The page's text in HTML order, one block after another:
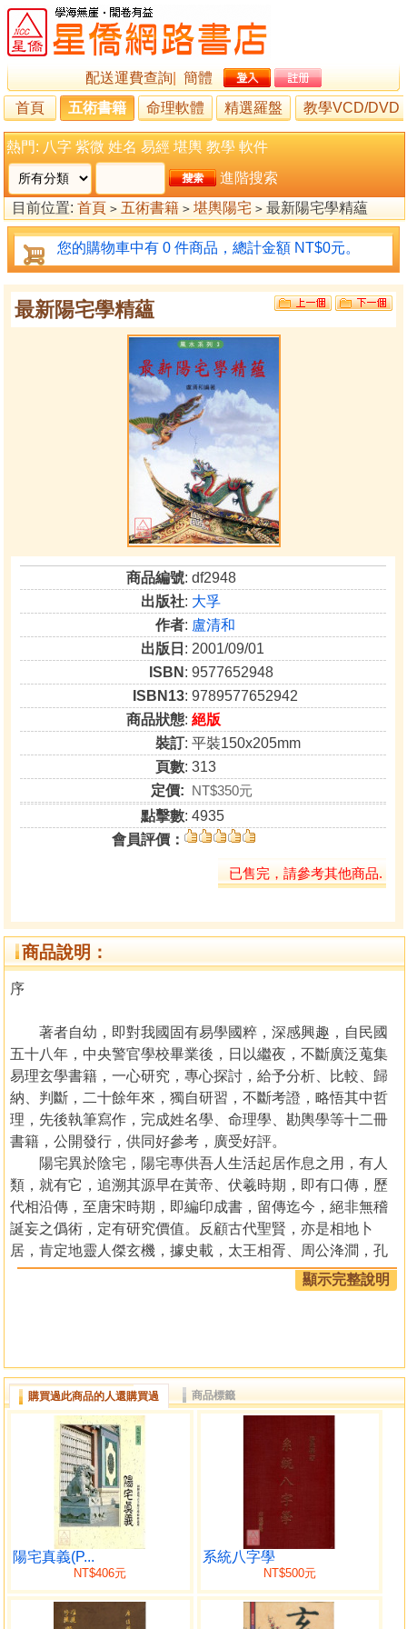
配送運費查詢
簡體
首頁
五術書籍 命理軟體 精選羅盤 教學VCD/DVD
熱門: 八字 紫微 姓名 易經 堪輿 教學 軟件
進階搜索
目前位置: 首頁 > 五術書籍 > 堪輿陽宅 > 最新陽宅學精蘊
您的購物車中有 0 件商品，總計金額 NT$0元。
最新陽宅學精蘊
商品編號: df2948
出版社: 大孚
作者: 盧清和
出版日 : 2001/09/01
ISBN : 9577652948
ISBN13: 9789577652942
商品狀態:絕版
裝訂: 平裝150x205mm
頁數: 313
定價: NT$350元
點擊數: 4935
會員評價：
已售完，請參考其他商品.
商品說明：
序
著者自幼，即對我國固有易學國粹，深感興趣，自民國
五十八年，中央警官學校畢業後，日以繼夜，不斷廣泛蒐集
易理玄學書籍，一心研究，專心探討，給予分析、比較、歸
納、判斷，二十餘年來，獨自研習，不斷考證，略悟其中哲
理，先後執筆寫作，完成姓名學、命理學、勘輿學等十二冊
書籍，公開發行，供同好參考，廣受好評。
陽宅異於陰宅，陽宅專供吾人生活起居作息之用，有人
類，就有它，追溯其源早在黃帝、伏羲時期，即有口傳，歷
代相沿傳，至唐宋時期，即編印成書，留傳迄今，絕非無稽
誕妄之僞術，定有研究價值。反顧古代聖賢，亦是相地卜
居，肯定地靈人傑玄機，據史載，太王相胥、周公洚澗，孔
子相宅兆……等皆是，相地卜居，歷代帝王，宮殿建築，乃
不例外。援古證今，並非僞僻之說，不宜輕忽之。著者懷著
玄秘性，最切於人事。先賢創造陽宅學術，上應天象，風和
日麗，下察地脈，山川靈氣擇吉卜居。凡陽宅之盛衰休咎，
相關家業子孫之興廢，而陽宅吉凶，藏乎天地形勢，禍福得
失，藏乎天地形勢，禍福得失，藏乎方位五行，二者相互配
合得當，始爲吉屋，不可偏廢，吾人求好心切，千里延聘名
師，覆相家宅，目的在驅吉避凶。反觀，一些淺學俗夫，爲
人相宅，一登堂門，身處屋內，不察屋外形勢造局刑殺，即
取羅經一格，遽斷全宅隆興、休咎與災祥，定其消長。所學
不多，善加訛謊，喜好吹噓，標新立異，以藏秘宗而自耀，
以得眞人秘傳而自高，其功力，能發古人所未發，能作聖人
所未作，能給人一觸即發，永享功名富貴，焉能有準，不愧
愚人聘庸師，自誤自欺，未享福先招禍。爲人師者，要博學
顯示完整說明
購買過此商品的人還購買過 商品標籤
陽宅真義(P...
NT$406元
系統八字學
NT$500元